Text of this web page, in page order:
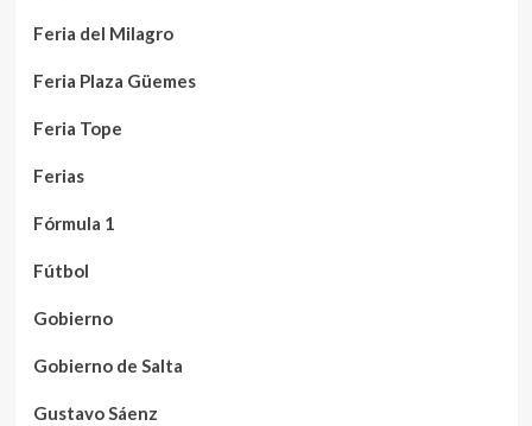
Feria del Milagro
Feria Plaza Güemes
Feria Tope
Ferias
Fórmula 1
Fútbol
Gobierno
Gobierno de Salta
Gustavo Sáenz